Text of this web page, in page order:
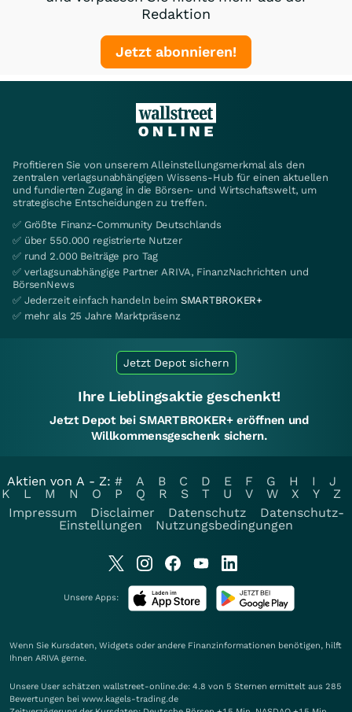
Redaktion
Jetzt abonnieren!
Profitieren Sie von unserem Alleinstellungsmerkmal als den
zentralen verlagsunabhängigen Wissens-Hub für einen aktuellen
und fundierten Zugang in die Börsen- und Wirtschaftswelt, um
strategische Entscheidungen zu treffen.
✅ Größte Finanz-Community Deutschlands
✅ über 550.000 registrierte Nutzer
✅ rund 2.000 Beiträge pro Tag
✅ verlagsunabhängige Partner ARIVA, FinanzNachrichten und
BörsenNews
✅ Jederzeit einfach handeln beim SMARTBROKER+
✅ mehr als 25 Jahre Marktpräsenz
Jetzt Depot sichern
Ihre Lieblingsaktie geschenkt!
Jetzt Depot bei SMARTBROKER+ eröffnen und
Willkommensgeschenk sichern.
Aktien von A - Z: # A B C D E F G H I
J
K
L M N O P Q R S T U V W X Y
Z
Impressum
Disclaimer Datenschutz
Datenschutz-
Einstellungen
Nutzungsbedingungen
Unsere Apps:
Wenn Sie Kursdaten, Widgets oder andere Finanzinformationen benötigen, hilft
Ihnen ARIVA gerne.
Unsere User schätzen wallstreet-online.de: 4.8 von 5 Sternen ermittelt aus 285
Bewertungen bei www.kagels-trading.de